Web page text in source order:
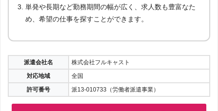
単発や長期など勤務期間の幅が広く、求人数も豊富なた
め、希望の仕事を探すことができます。
派遣会社名
株式会社フルキャスト
対応地域
全国
許可番号
派13-010733（労働者派遣事業）